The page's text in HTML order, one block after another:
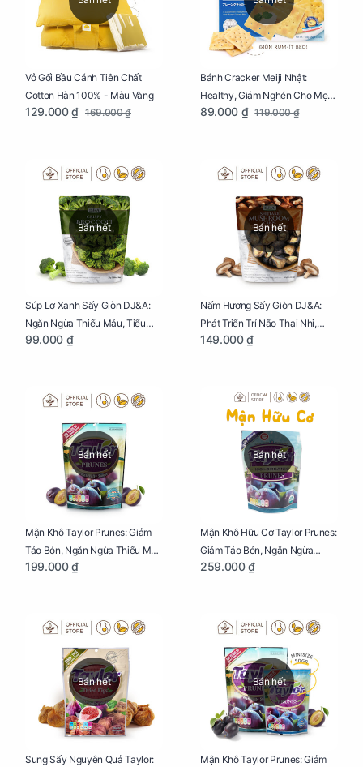
Vỏ Gối Bầu Cánh Tiên Chất
Cotton Hàn 100% - Màu Vàng
129.000 ₫ 169.000 ₫
Bánh Cracker Meiji Nhật:
Healthy, Giảm Nghén Cho Mẹ
Bầu Hộp 104g
89.000 ₫ 119.000 ₫
Bán hết
Súp Lơ Xanh Sấy Giòn DJ&A:
Ngăn Ngừa Thiếu Máu, Tiểu
Đường, Dị Tật Thai Nhi Túi 25g
99.000 ₫
Bán hết
Nấm Hương Sấy Giòn DJ&A:
Phát Triển Trí Não Thai Nhi,
Giảm Mệt Mỏi Cho Mẹ Bầu Túi
149.000 ₫
Bán hết
Mận Khô Taylor Prunes: Giảm
Táo Bón, Ngăn Ngừa Thiếu Máu
Cho Mẹ Bầu Túi 250g
199.000 ₫
Bán hết
Mận Khô Hữu Cơ Taylor Prunes:
Giảm Táo Bón, Ngăn Ngừa
Thiếu Máu Cho Mẹ Bầu Túi
259.000 ₫
Bán hết
Sung Sấy Nguyên Quả Taylor:
Bán hết
Mận Khô Taylor Prunes: Giảm